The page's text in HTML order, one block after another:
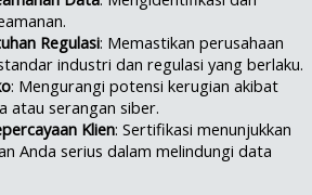
Regulasi: Memastikan perusahaan
industri dan regulasi yang berlaku.
: Mengurangi potensi kerugian akibat
atau serangan siber.
Klien: Sertifikasi menunjukkan
Anda serius dalam melindungi data